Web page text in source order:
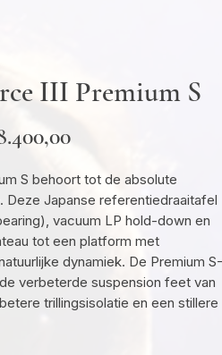
III Premium S
Prijs
S behoort tot de absolute
Japanse referentiedraaitafel
vacuum LP hold-down en
tot een platform met
dynamiek. De Premium S-
verbeterde suspension feet van
trillingsisolatie en een stillere